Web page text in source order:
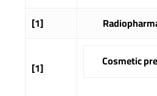
[1]
Cosmetic
[1]